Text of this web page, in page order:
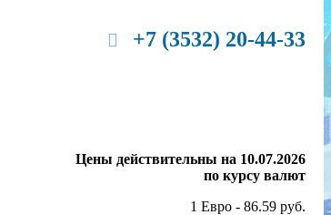
+7 (3532) 20-44-33
Цены действительны на 10.07.2026
по курсу валют
1 Евро - 86.59 руб.